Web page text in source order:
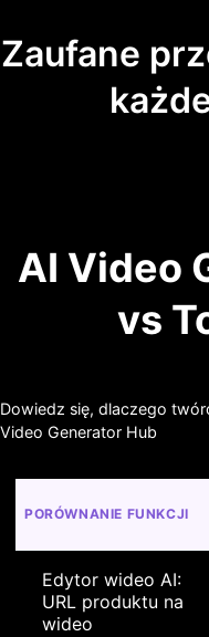
Zaufane
AI Video
vs
Dowiedz się, dlaczego
Video Generator Hub
PORÓWNANIE FUNKCJI
Edytor wideo AI:
URL produktu na
wideo